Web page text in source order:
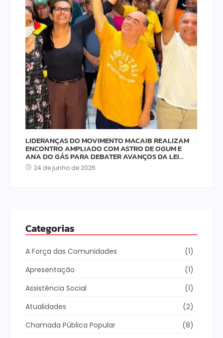
LIDERANÇAS DO MOVIMENTO MACAIB REALIZAM
ENCONTRO AMPLIADO COM ASTRO DE OGUM E
ANA DO GÁS PARA DEBATER AVANÇOS DA LEI…
24 de junho de 2026
Categorias
A Força das Comunidades
(1)
Apresentação
(1)
Assistência Social
(1)
Atualidades
(2)
Chamada Pública Popular
(8)